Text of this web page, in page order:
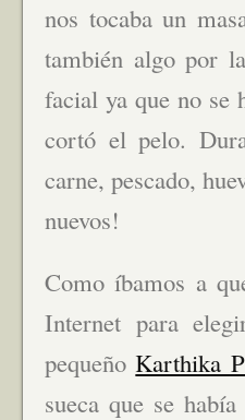
nos tocaba un
también algo por
facial ya que no se
cortó el pelo.
carne, pescado,
nuevos!
Como íbamos a
Internet para
pequeñoKarthika
sueca que se